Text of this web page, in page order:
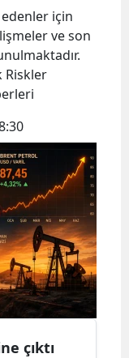
için
ve son
Riskler
çıktı